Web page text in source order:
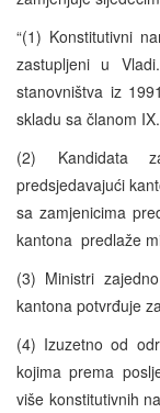
“(1) Konstitutivni
zastupljeni u
stanovništva iz
skladu sa članom
(2) Kandidata
predsjedavajući
sa zamjenicima
kantona predlaže
(3) Ministri
kantona potvrđuje
(4) Izuzetno od
kojima prema
više konstitutivnih